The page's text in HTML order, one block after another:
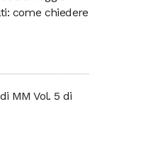
come chiedere
MM Vol. 5 di